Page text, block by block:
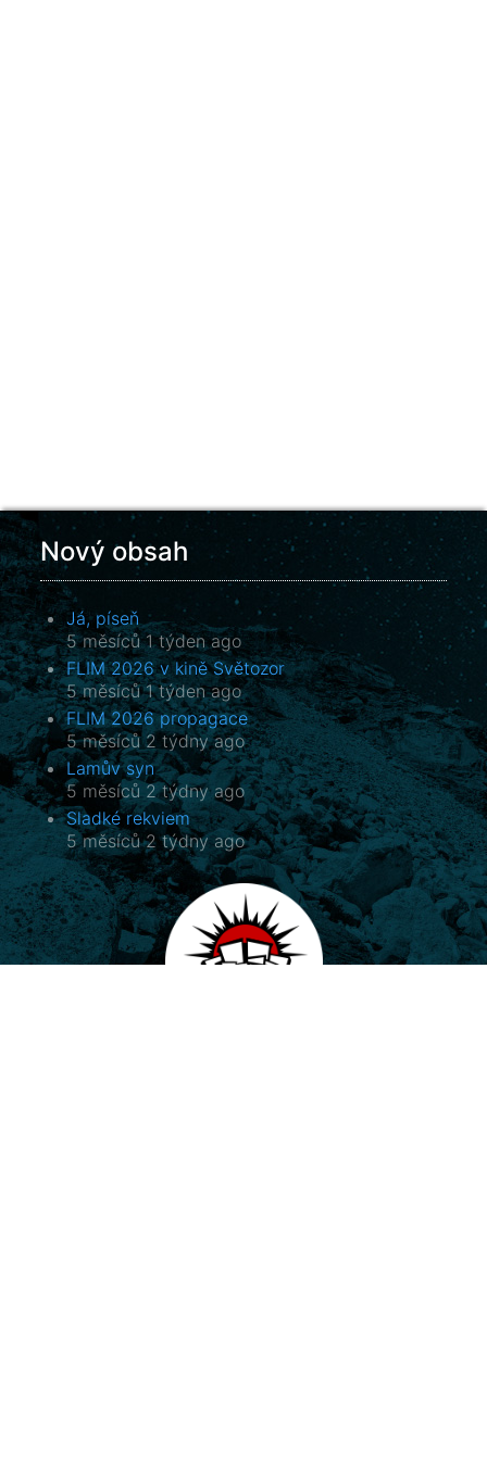
Nový obsah
Já, píseň
5 měsíců 1 týden ago
FLIM 2026 v kině Světozor
5 měsíců 1 týden ago
FLIM 2026 propagace
5 měsíců 2 týdny ago
Lamův syn
5 měsíců 2 týdny ago
Sladké rekviem
5 měsíců 2 týdny ago